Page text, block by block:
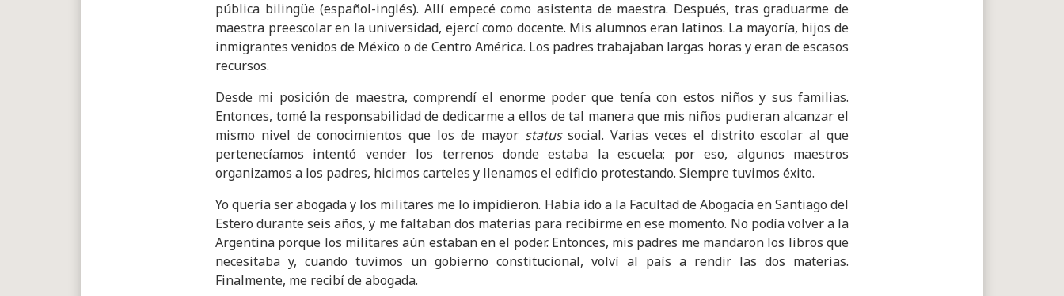
pública bilingüe (español-inglés). Allí empecé como asistenta de maestra. Después, tras graduarme de
maestra preescolar en la universidad, ejercí como docente. Mis alumnos eran latinos. La mayoría, hijos de
inmigrantes venidos de México o de Centro América. Los padres trabajaban largas horas y eran de escasos
recursos.
Desde mi posición de maestra, comprendí el enorme poder que tenía con estos niños y sus familias.
Entonces, tomé la responsabilidad de dedicarme a ellos de tal manera que mis niños pudieran alcanzar el
mismo nivel de conocimientos que los de mayor statussocial. Varias veces el distrito escolar al que
pertenecíamos intentó vender los terrenos donde estaba la escuela; por eso, algunos maestros
organizamos a los padres, hicimos carteles y llenamos el edificio protestando. Siempre tuvimos éxito.
Yo quería ser abogada y los militares me lo impidieron. Había ido a la Facultad de Abogacía en Santiago del
Estero durante seis años, y me faltaban dos materias para recibirme en ese momento. No podía volver a la
Argentina porque los militares aún estaban en el poder. Entonces, mis padres me mandaron los libros que
necesitaba y, cuando tuvimos un gobierno constitucional, volví al país a rendir las dos materias.
Finalmente, me recibí de abogada.